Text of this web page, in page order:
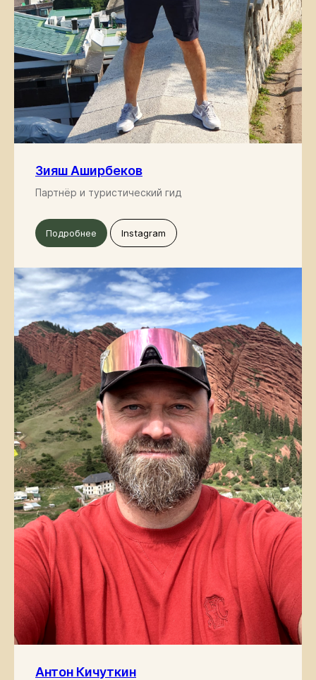
Зияш Аширбеков
Партнёр и туристический гид
Подробнее Instagram
Антон Кичуткин
Политика
конфиденциальности
Центральной Азии
Контакты
+996 500 74 75 63
partner@off-roadtour.com
ООО «Off Road Tours» 2026
© Все права защищены